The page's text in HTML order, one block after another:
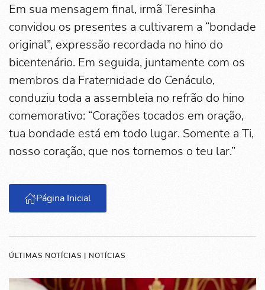
Em sua mensagem final, irmã Teresinha
convidou os presentes a cultivarem a “bondade
original”, expressão recordada no hino do
bicentenário. Em seguida, juntamente com os
membros da Fraternidade do Cenáculo,
conduziu toda a assembleia no refrão do hino
comemorativo: “Corações tocados em oração,
tua bondade está em todo lugar. Somente a Ti,
nosso coração, que nos tornemos o teu lar.”
Página Inicial
ÚLTIMAS NOTÍCIAS | NOTÍCIAS